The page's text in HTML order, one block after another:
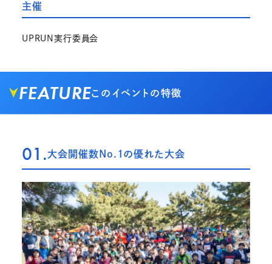
主催
UPRUN実行委員会
FEATUREこのイベントの特徴
01.大会開催数No.1の優れた大会